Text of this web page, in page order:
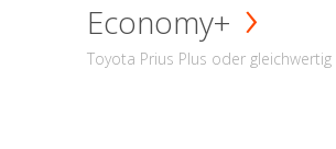
Economy+
Toyota Prius Plus oder gleichwertig